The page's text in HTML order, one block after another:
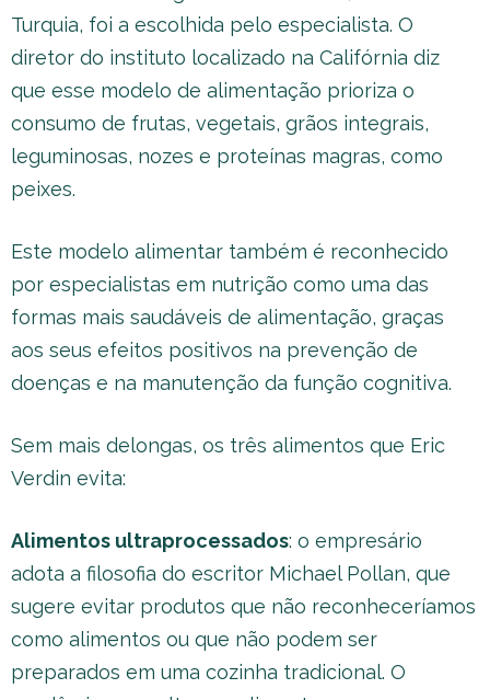
Turquia, foi a escolhida pelo especialista. O
diretor do instituto localizado na Califórnia diz
que esse modelo de alimentação prioriza o
consumo de frutas, vegetais, grãos integrais,
leguminosas, nozes e proteínas magras, como
peixes.
Este modelo alimentar também é reconhecido
por especialistas em nutrição como uma das
formas mais saudáveis de alimentação, graças
aos seus efeitos positivos na prevenção de
doenças e na manutenção da função cognitiva.
Sem mais delongas, os três alimentos que Eric
Verdin evita:
Alimentos ultraprocessados: o empresário
adota a filosofia do escritor Michael Pollan, que
sugere evitar produtos que não reconheceríamos
como alimentos ou que não podem ser
preparados em uma cozinha tradicional. O